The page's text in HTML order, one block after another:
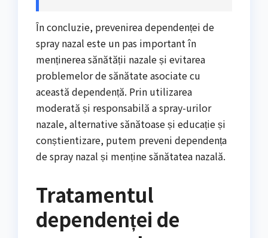
În concluzie, prevenirea dependenței de
spray nazal este un pas important în
menținerea sănătății nazale și evitarea
problemelor de sănătate asociate cu
această dependență. Prin utilizarea
moderată și responsabilă a spray-urilor
nazale, alternative sănătoase și educație și
conștientizare, putem preveni dependența
de spray nazal și menține sănătatea nazală.
Tratamentul
dependenței de